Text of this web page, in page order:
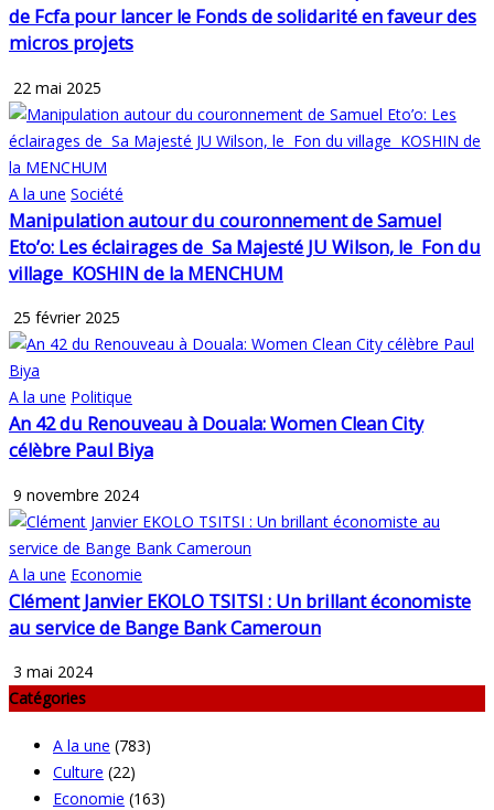
de Fcfa pour lancer le Fonds de solidarité en faveur des
micros projets
22 mai 2025
A la une Société
Manipulation autour du couronnement de Samuel
Eto’o: Les éclairages de Sa Majesté JU Wilson, le Fon du
village KOSHIN de la MENCHUM
25 février 2025
A la une Politique
An 42 du Renouveau à Douala:Women Clean City
célèbre Paul Biya
9 novembre 2024
A la une Economie
Clément Janvier EKOLO TSITSI : Un brillant économiste
au service de Bange Bank Cameroun
3 mai 2024
Catégories
A la une (783)
Culture (22)
Economie (163)